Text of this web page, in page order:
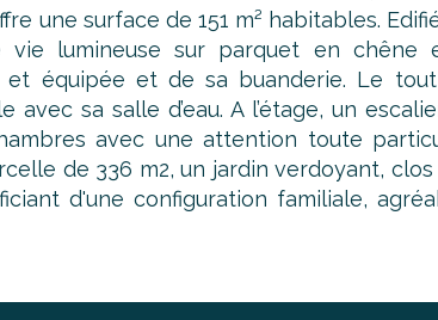
une surface de 151 m² habitables.
lumineuse sur parquet en chêne
et équipée et de sa buanderie. Le
sa salle d’eau. A l’étage, un
avec une attention toute
de 336 m2, un jardin verdoyant,
d'une configuration familiale,